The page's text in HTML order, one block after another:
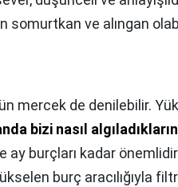
somurtkan ve alıngan
mercek de denilebilir.
bizi nasıl
burçları kadar
burç aracılığıyla